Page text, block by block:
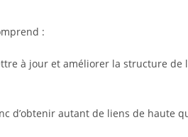
:
à jour et améliorer la structure de
d’obtenir autant de liens de haute